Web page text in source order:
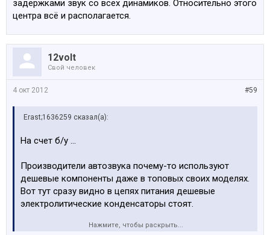
задержками звук со всех динамиков. Относительно этого
центра всё и располагается.
12volt
Свой человек
#59
4 окт 2012
Erast;1636259 сказал(а):
На счет б/у ...
Производители автозвука почему-то используют
дешевые компоненты даже в топовых своих моделях.
Вот тут сразу видно в цепях питания дешевые
электролитические конденсаторы стоят.
Эти конденсаторы долго не живут при таких
Нажмите, чтобы раскрыть...